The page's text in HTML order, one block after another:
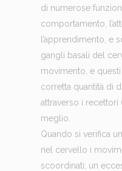
di numerose
comportamento,
l’apprendimento, e
gangli basali del
movimento, e
corretta quantità di
attraverso i recettori
meglio.
Quando si verifica
nel cervello i
scoordinati; un